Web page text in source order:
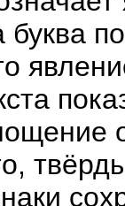
буква